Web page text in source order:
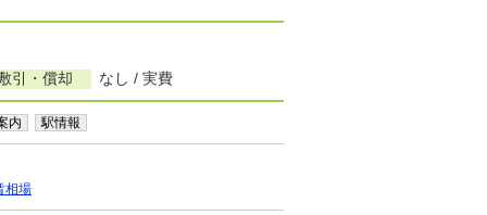
引・償却 なし / 実費
内 駅情報
相場